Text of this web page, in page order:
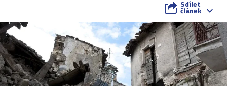
Sdílet
článek